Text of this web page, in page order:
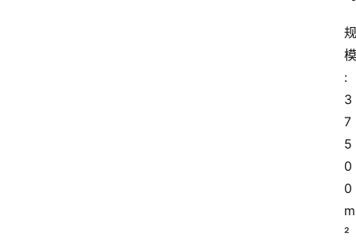
规
模
:
3
7
5
0
0
m
²